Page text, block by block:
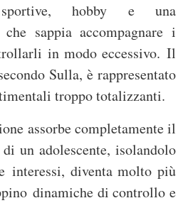
hobby e una
sappia accompagnare i
in modo eccessivo. Il
Sulla, è rappresentato
troppo totalizzanti.
assorbe completamente il
un adolescente, isolandolo
interessi, diventa molto più
dinamiche di controllo e